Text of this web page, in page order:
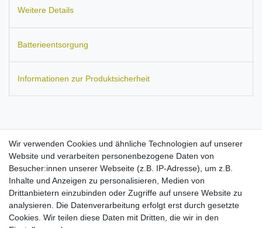
Weitere Details
Batterieentsorgung
Informationen zur Produktsicherheit
EX1, i8, L100, L110, L200, L201, L210, L310W, NV30, NV40,
NV4, NV9, PL100, PL120, PL150, PL170, PL20, PL200, PL210,
PL50, PL51, PL55, PL60, PL65, PL80, Smart Camera SH100,
ST30, ST45, ST50, ST500, ST5000, ST5500, ST60, ST600,
ST65, ST70, ST80, ST90, ST95, WB2000, WB210, WB500,
WB5000, WB550, WB5500, WB600, WB650, WB690, WB700,
WP10.Ersetzt folgendes Modell: EA-CB20U12, SUC-C3, SUC-
Wir verwenden Cookies und ähnliche Technologien auf unserer
Website und verarbeiten personenbezogene Daten von
Besucher:innen unserer Webseite (z.B. IP-Adresse), um z.B.
Inhalte und Anzeigen zu personalisieren, Medien von
Drittanbietern einzubinden oder Zugriffe auf unsere Website zu
analysieren. Die Datenverarbeitung erfolgt erst durch gesetzte
Cookies. Wir teilen diese Daten mit Dritten, die wir in den